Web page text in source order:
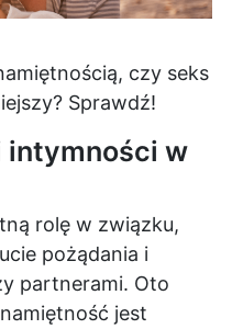
czy seks
Sprawdź!
intymności w
rolę w związku,
pożądania i
partnerami. Oto
jest